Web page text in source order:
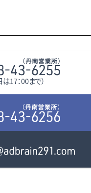
17：00まで）